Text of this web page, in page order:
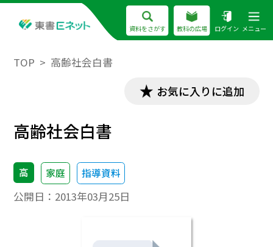
資料をさがす 教科の広場 ログイン メニュー
TOP 高齢社会白書
お気に入りに追加
高齢社会白書
高 家庭 指導資料
公開日： 2013年03月25日